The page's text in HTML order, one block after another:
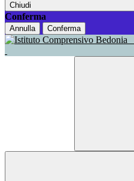
Chiudi
Conferma
Annulla Conferma